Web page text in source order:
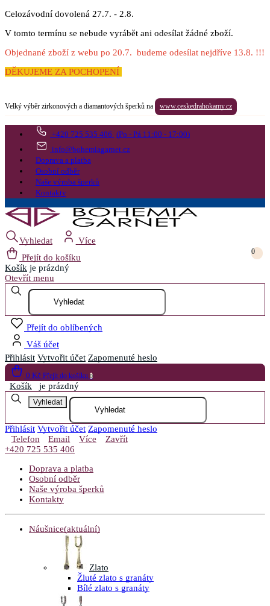
Celozávodní dovolená 27.7. - 2.8.
V tomto termínu se nebude vyrábět ani odesílat žádné zboží.
Objednané zboží z webu po 20.7. budeme odesílat nejdříve 13.8. !!!
DĚKUJEME ZA POCHOPENÍ
Velký výběr zirkonových a diamantových šperků na www.ceskedrahokamy.cz
+420 725 535 406 (Po - Pá 11:00 - 17:00)
info@bohemiagarnet.cz
Doprava a platba
Osobní odběr
Naše výroba šperků
Kontakty
Vyhledat
Více
Přejít do košíku
0
Košík je prázdný
Otevřít menu
Přejít do oblíbených
Váš účet
Přihlásit Vytvořit účet Zapomenuté heslo
0 Kč Přejít do košíku 0
Košík je prázdný
Vyhledat
Přihlásit Vytvořit účet Zapomenuté heslo
Telefon
Email Více
Zavřít
+420 725 535 406
Doprava a platba
Osobní odběr
Naše výroba šperků
Kontakty
Náušnice(aktuální)
Zlato
Žluté zlato s granáty
Bílé zlato s granáty